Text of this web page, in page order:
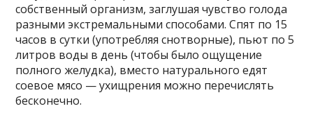
собственный организм, заглушая чувство голода
разными экстремальными способами. Спят по 15
часов в сутки (употребляя снотворные), пьют по 5
литров воды в день (чтобы было ощущение
полного желудка), вместо натурального едят
соевое мясо — ухищрения можно перечислять
бесконечно.